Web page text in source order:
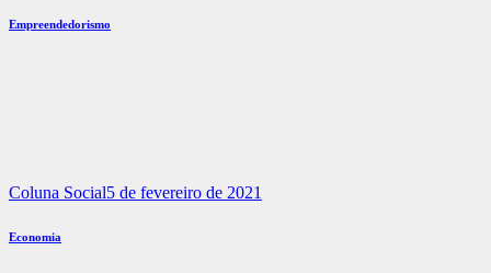
Empreendedorismo
Coluna Social5 de fevereiro de 2021
Economia